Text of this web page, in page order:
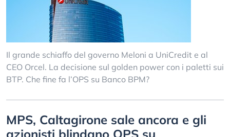
Il grande schiaffo del governo Meloni a UniCredit e al
CEO Orcel. La decisione sul golden power con i paletti sui
BTP. Che fine fa l’OPS su Banco BPM?
MPS, Caltagirone sale ancora e gli
azionisti blindano OPS su